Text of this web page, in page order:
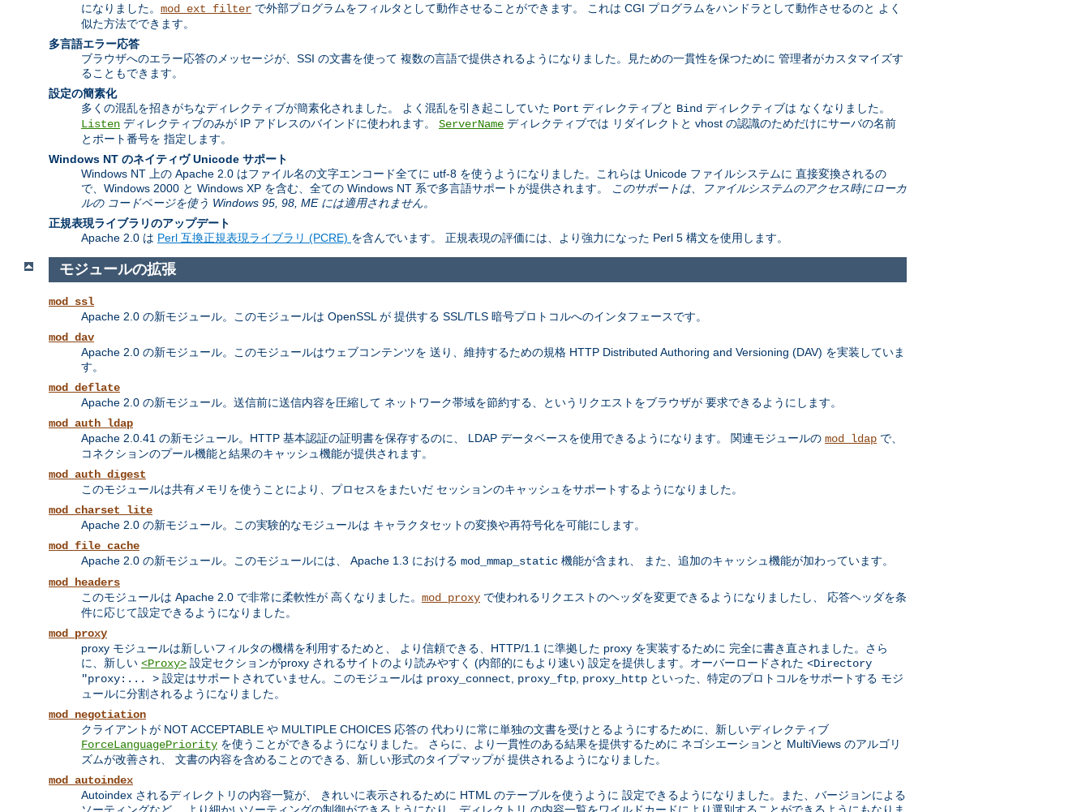
になりました。 mod_ext_filter で外部プログラムをフィルタとして動作させることができます。 これは CGI プログラムをハンドラとして動作させるのと よく
似た方法でできます。
多言語エラー応答
ブラウザへのエラー応答のメッセージが、SSI の文書を使って 複数の言語で提供されるようになりました。見ための一貫性を保つために 管理者がカスタマイズす
ることもできます。
設定の簡素化
多くの混乱を招きがちなディレクティブが簡素化されました。 よく混乱を引き起こしていた Port ディレクティブと Bind ディレクティブは なくなりました。
Listen ディレクティブのみが IP アドレスのバインドに使われます。 ServerName ディレクティブでは リダイレクトと vhost の認識のためだけにサーバの名前
とポート番号を 指定します。
Windows NT のネイティヴ Unicode サポート
Windows NT 上の Apache 2.0 はファイル名の文字エンコード全てに utf-8 を使うようになりました。これらは Unicode ファイルシステムに 直接変換されるの
で、Windows 2000 と Windows XP を含む、全ての Windows NT 系で多言語サポートが提供されます。
このサポートは、ファイルシステムのアクセス時にローカ
ルの コードページを使う Windows 95, 98, ME には適用されません。
正規表現ライブラリのアップデート
Apache 2.0 は Perl 互換正規表現ライブラリ (PCRE) を含んでいます。 正規表現の評価には、より強力になった Perl 5 構文を使用します。
モジュールの拡張
mod_ssl
Apache 2.0 の新モジュール。このモジュールは OpenSSL が 提供する SSL/TLS 暗号プロトコルへのインタフェースです。
mod_dav
Apache 2.0 の新モジュール。このモジュールはウェブコンテンツを 送り、維持するための規格 HTTP Distributed Authoring and Versioning (DAV) を実装していま
す。
mod_deflate
Apache 2.0 の新モジュール。送信前に送信内容を圧縮して ネットワーク帯域を節約する、というリクエストをブラウザが 要求できるようにします。
mod_auth_ldap
Apache 2.0.41 の新モジュール。HTTP 基本認証の証明書を保存するのに、 LDAP データベースを使用できるようになります。 関連モジュールの mod_ldap で、
コネクションのプール機能と結果のキャッシュ機能が提供されます。
mod_auth_digest
このモジュールは共有メモリを使うことにより、プロセスをまたいだ セッションのキャッシュをサポートするようになりました。
mod_charset_lite
Apache 2.0 の新モジュール。この実験的なモジュールは キャラクタセットの変換や再符号化を可能にします。
mod_file_cache
Apache 2.0 の新モジュール。このモジュールには、 Apache 1.3 における mod_mmap_static 機能が含まれ、 また、追加のキャッシュ機能が加わっています。
mod_headers
このモジュールは Apache 2.0 で非常に柔軟性が 高くなりました。 mod_proxy で使われるリクエストのヘッダを変更できるようになりましたし、 応答ヘッダを条
件に応じて設定できるようになりました。
mod_proxy
proxy モジュールは新しいフィルタの機構を利用するためと、 より信頼できる、HTTP/1.1 に準拠した proxy を実装するために 完全に書き直されました。さら
に、新しい <Proxy> 設定セクションがproxy されるサイトのより読みやすく (内部的にもより速い) 設定を提供します。オーバーロードされた <Directory
"proxy:... > 設定はサポートされていません。このモジュールは proxy_connect proxy_ftp proxy_http といった、特定のプロトコルをサポートする モジ
ュールに分割されるようになりました。
mod_negotiation
クライアントが NOT ACCEPTABLE や MULTIPLE CHOICES 応答の 代わりに常に単独の文書を受けとるようにするために、新しいディレクティブ
ForceLanguagePriority を使うことができるようになりました。 さらに、より一貫性のある結果を提供するために ネゴシエーションと MultiViews のアルゴリ
ズムが改善され、 文書の内容を含めることのできる、新しい形式のタイプマップが 提供されるようになりました。
mod_autoindex
Autoindex されるディレクトリの内容一覧が、 きれいに表示されるために HTML のテーブルを使うように 設定できるようになりました。また、バージョンによる